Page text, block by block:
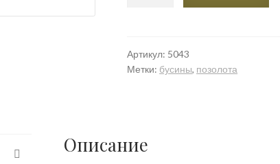
Нина.
Артикул: 5043
Метки: бусины, позолота
Описание